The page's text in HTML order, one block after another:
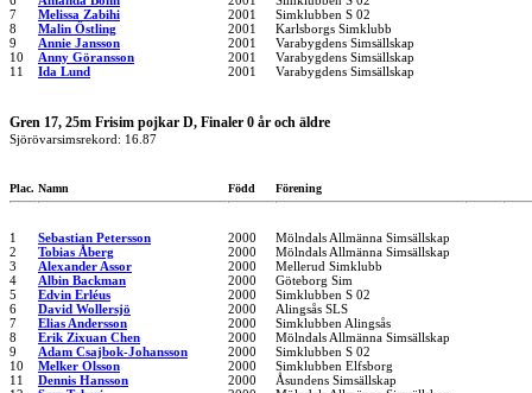
7
Melissa Zabihi 2001
Simklubben S 02
8
Malin Östling 2001
Karlsborgs Simklubb
9
Annie Jansson 2001
Varabygdens Simsällskap
10
Anny Göransson 2001
Varabygdens Simsällskap
11
Ida Lund 2001 Varabygdens Simsällskap
Gren 17, 25m Frisim pojkar D, Finaler 0 år och äldre
Sjörövarsimsrekord: 16.87
Plac. Namn Född Förening
1 Sebastian Petersson 2000
Mölndals Allmänna Simsällskap
2
Tobias Åberg 2000
Mölndals Allmänna Simsällskap
3
Alexander Assor 2000
Mellerud Simklubb
4
Albin Backman 2000
Göteborg Sim
5
Edvin Erléus 2000
Simklubben S 02
6
David Wollersjö 2000
Alingsås SLS
7
Elias Andersson 2000
Simklubben Alingsås
8
Erik Zixuan Chen 2000
Mölndals Allmänna Simsällskap
9
Adam Csajbok-Johansson 2000
Simklubben S 02
10
Melker Olsson 2000
Simklubben Elfsborg
11
Dennis Hansson 2000
Åsundens Simsällskap